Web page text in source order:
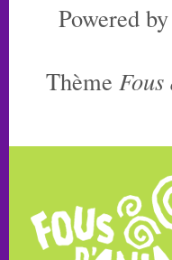
Powered by
Thème